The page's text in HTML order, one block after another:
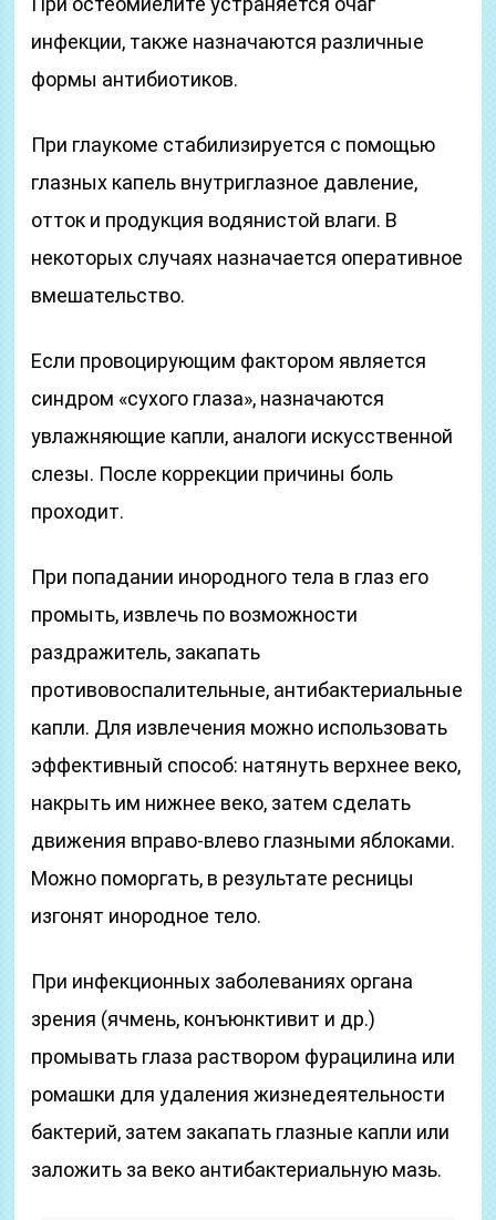
инфекции, также назначаются различные
формы антибиотиков.
При глаукоме стабилизируется с помощью
глазных капель внутриглазное давление,
отток и продукция водянистой влаги. В
некоторых случаях назначается оперативное
вмешательство.
Если провоцирующим фактором является
синдром «сухого глаза», назначаются
увлажняющие капли, аналоги искусственной
слезы. После коррекции причины боль
проходит.
При попадании инородного тела в глаз его
промыть, извлечь по возможности
раздражитель, закапать
противовоспалительные, антибактериальные
капли. Для извлечения можно использовать
эффективный способ: натянуть верхнее веко,
накрыть им нижнее веко, затем сделать
движения вправо-влево глазными яблоками.
Можно поморгать, в результате ресницы
изгонят инородное тело.
При инфекционных заболеваниях органа
зрения (ячмень, конъюнктивит и др.)
промывать глаза раствором фурацилина или
ромашки для удаления жизнедеятельности
бактерий, затем закапать глазные капли или
заложить за веко антибактериальную мазь.